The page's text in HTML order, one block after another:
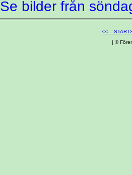
Se bilder från
<<---
| ©